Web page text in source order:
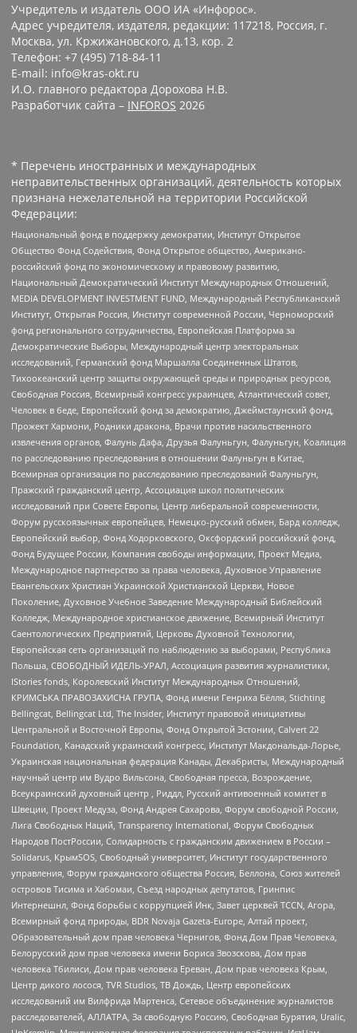
Учредитель и издатель ООО ИА «Инфорос».
Адрес учредителя, издателя, редакции: 117218, Россия, г.
Москва, ул. Кржижановского, д.13, кор. 2
Телефон: +7 (495) 718-84-11
E-mail: info@kras-okt.ru
И.О. главного редактора Дорохова Н.В.
Разработчик сайта – INFOROS 2026
* Перечень иностранных и международных
неправительственных организаций, деятельность которых
признана нежелательной на территории Российской
Федерации:
Национальный фонд в поддержку демократии, Институт Открытое
Общество Фонд Содействия, Фонд Открытое общество, Американо-
российский фонд по экономическому и правовому развитию,
Национальный Демократический Институт Международных Отношений,
MEDIA DEVELOPMENT INVESTMENT FUND, Международный Республиканский
Институт, Открытая Россия, Институт современной России, Черноморский
фонд регионального сотрудничества, Европейская Платформа за
Демократические Выборы, Международный центр электоральных
исследований, Германский фонд Маршалла Соединенных Штатов,
Тихоокеанский центр защиты окружающей среды и природных ресурсов,
Свободная Россия, Всемирный конгресс украинцев, Атлантический совет,
Человек в беде, Европейский фонд за демократию, Джеймстаунский фонд,
Прожект Хармони, Родники дракона, Врачи против насильственного
извлечения органов, Фалунь Дафа, Друзья Фалуньгун, Фалуньгун, Коалиция
по расследованию преследования в отношении Фалуньгун в Китае,
Всемирная организация по расследованию преследований Фалуньгун,
Пражский гражданский центр, Ассоциация школ политических
исследований при Совете Европы, Центр либеральной современности,
Форум русскоязычных европейцев, Немецко-русский обмен, Бард колледж,
Европейский выбор, Фонд Ходорковского, Оксфордский российский фонд,
Фонд Будущее России, Компания свободы информации, Проект Медиа,
Международное партнерство за права человека, Духовное Управление
Евангельских Христиан Украинской Христианской Церкви, Новое
Поколение, Духовное Учебное Заведение Международный Библейский
Колледж, Международное христианское движение, Всемирный Институт
Саентологических Предприятий, Церковь Духовной Технологии,
Европейская сеть организаций по наблюдению за выборами, Республика
Польша, СВОБОДНЫЙ ИДЕЛЬ-УРАЛ, Ассоциация развития журналистики,
IStories fonds, Королевский Институт Международных Отношений,
КРИМСЬКА ПРАВОЗАХИСНА ГРУПА, Фонд имени Генриха Бёлля, Stichting
Bellingcat, Bellingcat Ltd, The Insider, Институт правовой инициативы
Центральной и Восточной Европы, Фонд Открытой Эстонии, Calvert 22
Foundation, Канадский украинский конгресс, Институт Макдональда-Лорье,
Украинская национальная федерация Канады, Декабристы, Международный
научный центр им Вудро Вильсона, Свободная пресса, Возрождение,
Всеукраинский духовный центр , Риддл, Русский антивоенный комитет в
Швеции, Проект Медуза, Фонд Андрея Сахарова, Форум свободной России,
Лига Свободных Наций, Transparеncy International, Форум Свободных
Народов ПостРоссии, Солидарность с гражданским движением в России –
Solidarus, КрымSOS, Свободный университет, Институт государственного
управления, Форум гражданского общества Россия, Беллона, Союз жителей
островов Тисима и Хабомаи, Съезд народных депутатов, Гринпис
Интернешнл, Фонд борьбы с коррупцией Инк, Завет церквей TCCN, Агора,
Всемирный фонд природы, BDR Novaja Gazeta-Europe, Алтай проект,
Образовательный дом прав человека Чернигов, Фонд Дом Прав Человека,
Белорусский дом прав человека имени Бориса Звозскова, Дом прав
человека Тбилиси, Дом прав человека Ереван, Дом прав человека Крым,
Центр дикого лосося, TVR Studios, ТВ Дождь, Центр европейских
исследований им Вилфрида Мартенса, Сетевое объединение журналистов
расследователей, АЛЛАТРА, За свободную Россию, Свободная Бурятия, Uralic,